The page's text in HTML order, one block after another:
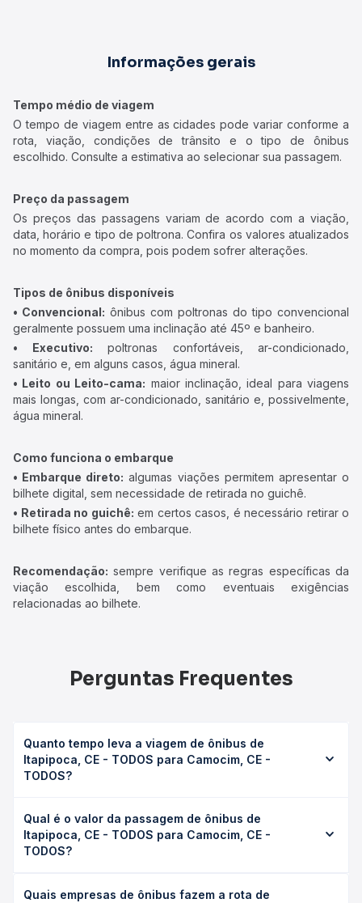
Informações gerais
Tempo médio de viagem
O tempo de viagem entre as cidades pode variar conforme a
rota, viação, condições de trânsito e o tipo de ônibus
escolhido. Consulte a estimativa ao selecionar sua passagem.
Preço da passagem
Os preços das passagens variam de acordo com a viação,
data, horário e tipo de poltrona. Confira os valores atualizados
no momento da compra, pois podem sofrer alterações.
Tipos de ônibus disponíveis
• Convencional: ônibus com poltronas do tipo convencional
geralmente possuem uma inclinação até 45º e banheiro.
• Executivo: poltronas confortáveis, ar-condicionado,
sanitário e, em alguns casos, água mineral.
• Leito ou Leito-cama: maior inclinação, ideal para viagens
mais longas, com ar-condicionado, sanitário e, possivelmente,
água mineral.
Como funciona o embarque
• Embarque direto: algumas viações permitem apresentar o
bilhete digital, sem necessidade de retirada no guichê.
• Retirada no guichê: em certos casos, é necessário retirar o
bilhete físico antes do embarque.
Recomendação: sempre verifique as regras específicas da
viação escolhida, bem como eventuais exigências
relacionadas ao bilhete.
Perguntas Frequentes
Quanto tempo leva a viagem de ônibus de
Itapipoca, CE - TODOS para Camocim, CE -
TODOS?
Camocim, CE - TODOS leva em média 5h 1min, podendo
variar conforme a viação, o tipo de serviço (convencional,
executivo ou leito) e as condições de tráfego. Na Quero
Qual é o valor da passagem de ônibus de
Itapipoca, CE - TODOS para Camocim, CE -
TODOS?
TODOS para Camocim, CE - TODOS custa em média R$
Quais empresas de ônibus fazem a rota de